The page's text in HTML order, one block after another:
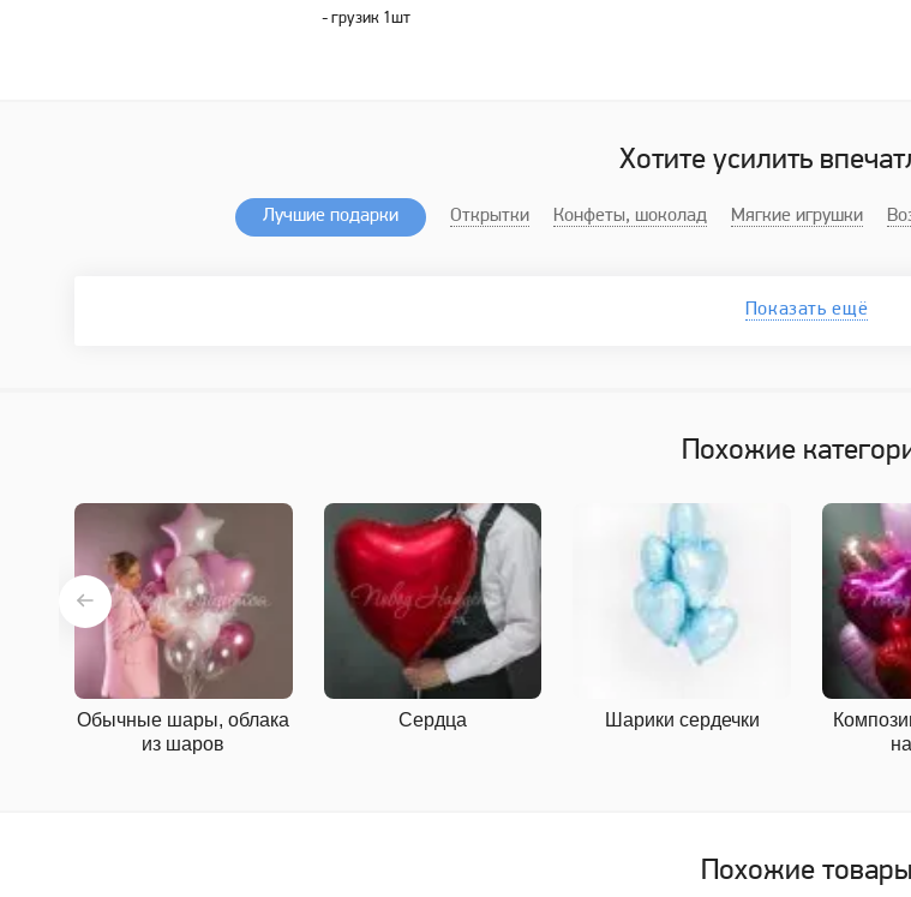
- грузик 1шт
Хотите усилить
Лучшие подарки Открытки Конфеты, шоколад Мягкие игрушки
Показать ещё
Похожие
Обычные шары, облака
из шаров
Сердца Шарики сердечки
Похожие товары